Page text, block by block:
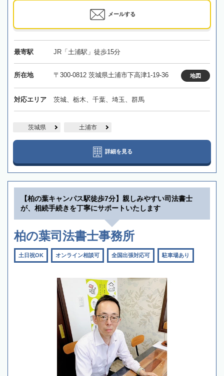
メールする
最寄駅 JR「土浦駅」徒歩15分
所在地 〒300-0812 茨城県土浦市下高津1-19-36 地図
対応エリア 茨城、栃木、千葉、埼玉、群馬
茨城県 土浦市
詳細を見る
【柏の葉キャンパス駅徒歩7分】親しみやすい司法書士
が、相続手続きを丁寧にサポートいたします
柏の葉司法書士事務所
土日祝OK オンライン相談可 全国出張対応可 駐車場あり